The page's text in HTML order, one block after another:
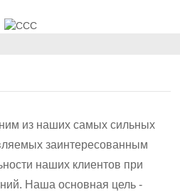
из наших самых сильных
заинтересованным
наших клиентов при
Наша основная цель -